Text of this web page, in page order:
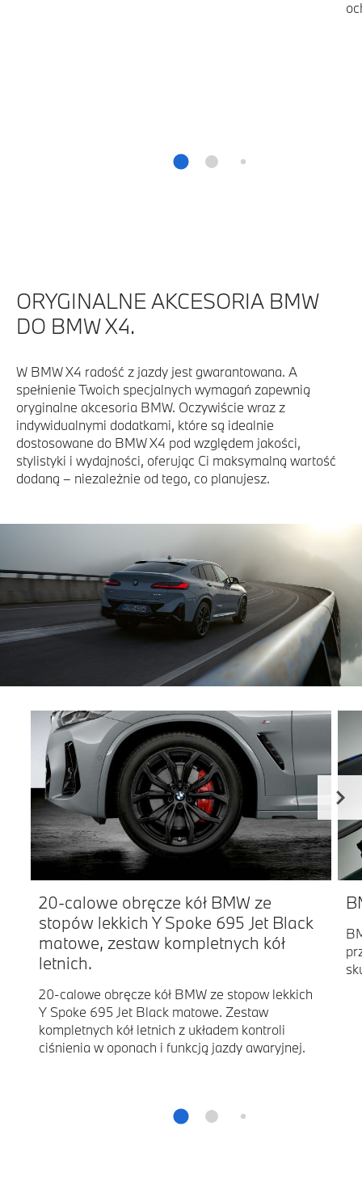
ORYGINALNE AKCESORIA BMW
DO BMW X4.
W BMW X4 radość z jazdy jest gwarantowana. A
spełnienie Twoich specjalnych wymagań zapewnią
oryginalne akcesoria BMW. Oczywiście wraz z
indywidualnymi dodatkami, które są idealnie
dostosowane do BMW X4 pod względem jakości,
stylistyki i wydajności, oferując Ci maksymalną wartość
dodaną – niezależnie od tego, co planujesz.
20-calowe obręcze kół BMW ze
stopów lekkich Y Spoke 695 Jet Black
matowe, zestaw kompletnych kół
letnich.
20-calowe obręcze kół BMW ze stopow lekkich
Y Spoke 695 Jet Black matowe. Zestaw
kompletnych kół letnich z układem kontroli
ciśnienia w oponach i funkcją jazdy awaryjnej.